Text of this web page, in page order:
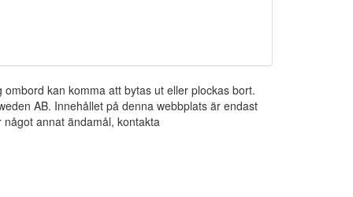
kan komma att bytas ut eller plockas bort.
AB. Innehållet på denna webbplats är endast
annat ändamål, kontakta